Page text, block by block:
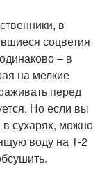
в
соцветия
– в
на мелкие
перед
Но если вы
в сухарях, можно
воду на 1-2